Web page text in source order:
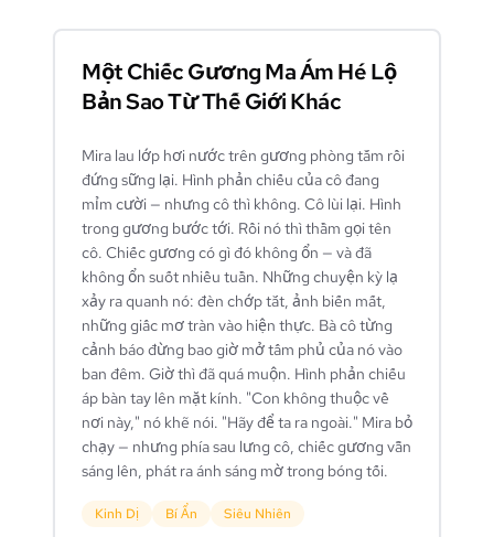
Một Chiếc Gương Ma Ám Hé Lộ
Bản Sao Từ Thế Giới Khác
Mira lau lớp hơi nước trên gương phòng tắm rồi
đứng sững lại. Hình phản chiếu của cô đang
mỉm cười — nhưng cô thì không. Cô lùi lại. Hình
trong gương bước tới. Rồi nó thì thầm gọi tên
cô. Chiếc gương có gì đó không ổn — và đã
không ổn suốt nhiều tuần. Những chuyện kỳ lạ
xảy ra quanh nó: đèn chớp tắt, ảnh biến mất,
những giấc mơ tràn vào hiện thực. Bà cô từng
cảnh báo đừng bao giờ mở tấm phủ của nó vào
ban đêm. Giờ thì đã quá muộn. Hình phản chiếu
áp bàn tay lên mặt kính. "Con không thuộc về
nơi này," nó khẽ nói. "Hãy để ta ra ngoài." Mira bỏ
chạy — nhưng phía sau lưng cô, chiếc gương vẫn
sáng lên, phát ra ánh sáng mờ trong bóng tối.
Kinh Dị Bí Ẩn Siêu Nhiên